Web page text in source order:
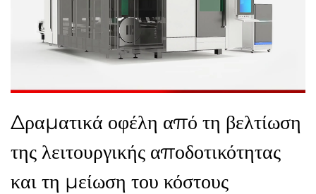
Δραματικά οφέλη από τη βελτίωση
της λειτουργικής αποδοτικότητας
και τη μείωση του κόστους